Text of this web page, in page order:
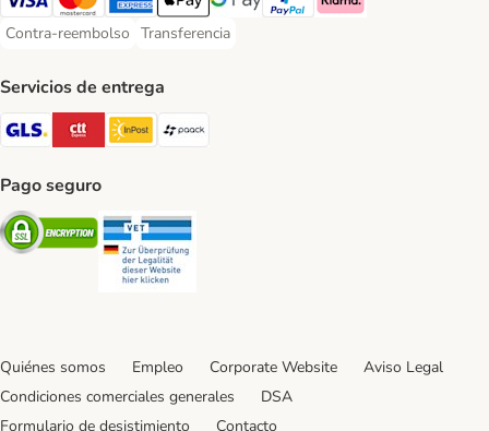
Visa Payment Method
Mastercard Payment Method
American Express Payment Method
Apple Pay Payment Method
Google Pay Payment Method
PayPal Payment Method
Klarna Payment Method
Contra-reembolso
Contra-reembolso Payment Method
Transferencia
Transferencia Payment Method
Servicios de entrega
GLS Shipping Method
CTTExpress Shipping Method
InPost Shipping Method
paack Shipping Method
Pago seguro
Security
Quiénes somos Empleo Corporate Website
Aviso Legal
Condiciones comerciales generales
DSA
Formulario de desistimiento
Contacto